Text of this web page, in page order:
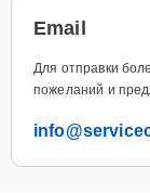
Email
Для отправки
пожеланий и